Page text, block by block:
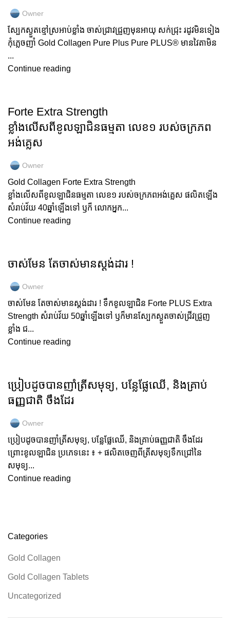
Owner
ស្បែកស្ងួតខ្មៅស្រអាប់ខ្លាំង ចាស់ជ្រាវជ្រួញមុនអាយុ សក់ជ្រុះ រដូវមិនទៀង
កុំភ្លេចញាំ Gold Collagen Pure Plus Pure PLUS® មានវៃតាមិន
...
Continue reading
Forte Extra Strength
ខ្លាំងលើសពីខូលឡាជិនធម្មតា លេខ១ របស់ចក្រភព
អង់គ្លេស
Owner
Gold Collagen Forte Extra Strength
ខ្លាំងលើសពីខូលឡាជិនធម្មតា លេខ១ របស់ចក្រភពអង់គ្លេស ផលិតឡើង
សំរាប់វ័យ 40ឆ្នាំឡើងទៅ ឫក៏ លោកអ្នក...
Continue reading
ចាស់មែន តែចាស់មានស្តង់ដារ !
Owner
ចាស់មែន តែចាស់មានស្តង់ដារ ! ទឹកខូលឡាជិន Forte PLUS Extra
Strength សំរាប់វ័យ 50ឆ្នាំឡើងទៅ ឫក៏មានស្បែកស្ងួតចាស់ជ្រីវជ្រួញ
ខ្លាំង ជ...
Continue reading
ប្រៀបដូចបានញាំត្រីសមុទ្យ, បន្លែផ្លែឈើ, និងគ្រាប់
ធញ្ញជាតិ ចឹងដែរ
Owner
ប្រៀបដូចបានញាំត្រីសមុទ្យ, បន្លែផ្លែឈើ, និងគ្រាប់ធញ្ញជាតិ ចឹងដែរ
ព្រោះខូលឡាជិន ប្រភេទនេះ ៖ + ផលិតចេញពីត្រីសមុទ្យទឹកជ្រៅនៃ
សមុទ្យ...
Continue reading
Categories
Gold Collagen
Gold Collagen Tablets
Uncategorized